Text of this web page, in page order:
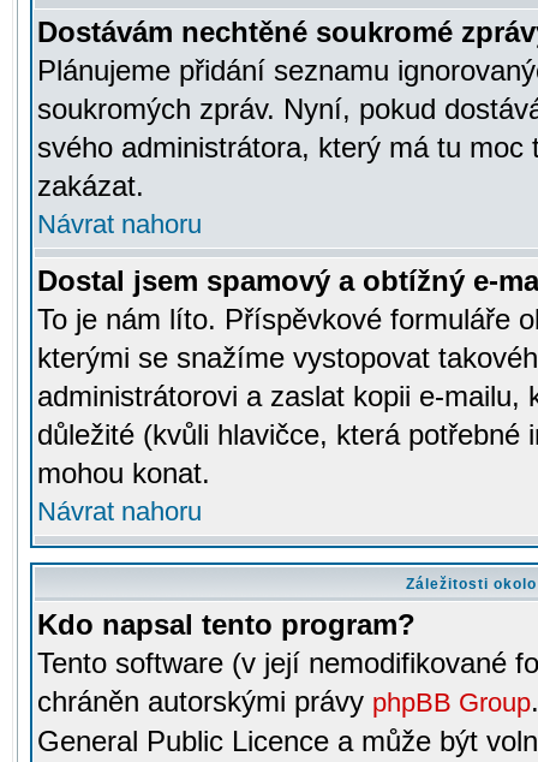
Dostávám nechtěné soukromé
Plánujeme přidání seznamu
soukromých zpráv. Nyní, pokud
svého administrátora, který má tu
zakázat.
Návrat nahoru
Dostal jsem spamový a obtížný e-
To je nám líto. Příspěvkové formuláře
kterými se snažíme vystopovat
administrátorovi a zaslat kopii e-mailu,
důležité (kvůli hlavičce, která potřebné
mohou konat.
Návrat nahoru
Záležitosti
Kdo napsal tento program?
Tento software (v její nemodifikované
chráněn autorskými právy phpBB Group
General Public Licence a může být